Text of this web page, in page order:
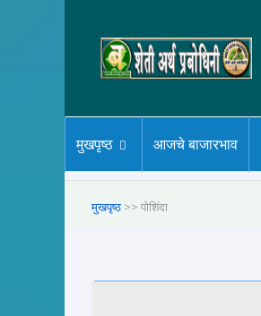
मुखपृष्ठ आजचे बाजारभाव
मुखपृष्ठ >> पोशिंदा